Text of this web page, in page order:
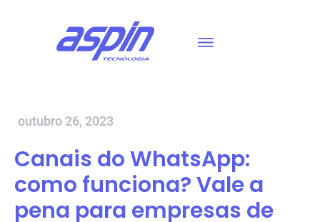
outubro 26, 2023
Canais do WhatsApp:
como funciona? Vale a
pena para empresas de